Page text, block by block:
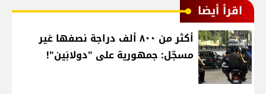
اقرأ أيضا
أكثر من ٨٠٠ ألف دراجة نصفها غير
مسجّل: جمهورية على "دولابَين"!